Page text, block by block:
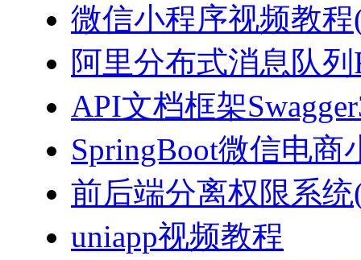
微信小程序视频教程
阿里分布式消息队
API文档框架
SpringBoot微信电商
前后端分离权限系统
uniapp视频教程